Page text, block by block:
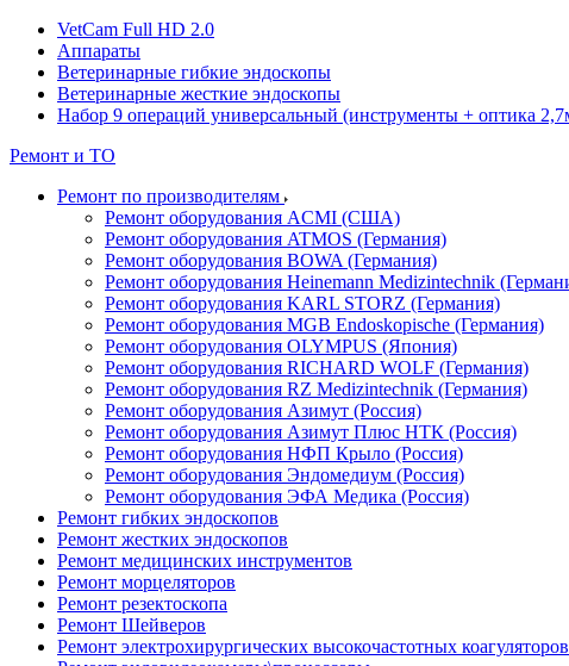
VetCam Full HD 2.0
Аппараты
Ветеринарные гибкие эндоскопы
Ветеринарные жесткие эндоскопы
Набор 9 операций универсальный (инструменты + оптика
Ремонт и ТО
Ремонт по производителям
Ремонт оборудования ACMI (США)
Ремонт оборудования ATMOS (Германия)
Ремонт оборудования BOWA (Германия)
Ремонт оборудования Heinemann Medizintechnik
Ремонт оборудования KARL STORZ (Германия)
Ремонт оборудования MGB Endoskopische (Германия)
Ремонт оборудования OLYMPUS (Япония)
Ремонт оборудования RICHARD WOLF (Германия)
Ремонт оборудования RZ Medizintechnik (Германия)
Ремонт оборудования Азимут (Россия)
Ремонт оборудования Азимут Плюс НТК (Россия)
Ремонт оборудования НФП Крыло (Россия)
Ремонт оборудования Эндомедиум (Россия)
Ремонт оборудования ЭФА Медика (Россия)
Ремонт гибких эндоскопов
Ремонт жестких эндоскопов
Ремонт медицинских инструментов
Ремонт морцеляторов
Ремонт резектоскопа
Ремонт Шейверов
Ремонт электрохирургических высокочастотных